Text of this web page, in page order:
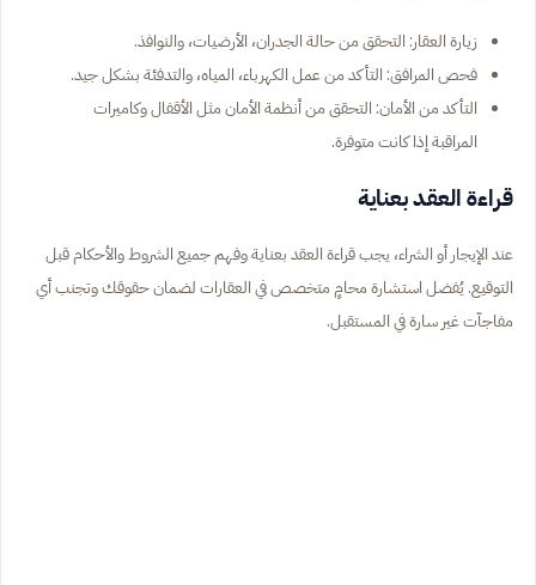
زيارة العقار: التحقق من حالة الجدران، الأرضيات، والنوافذ.
فحص المرافق: التأكد من عمل الكهرباء، المياه، والتدفئة بشكل جيد.
التأكد من الأمان: التحقق من أنظمة الأمان مثل الأقفال وكاميرات
المراقبة إذا كانت متوفرة.
قراءة العقد بعناية
عند الإيجار أو الشراء، يجب قراءة العقد بعناية وفهم جميع الشروط والأحكام قبل
التوقيع. يُفضل استشارة محامٍ متخصص في العقارات لضمان حقوقك وتجنب أي
مفاجآت غير سارة في المستقبل.